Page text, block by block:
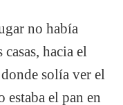
no había
hacia el
solía ver el
estaba el pan en